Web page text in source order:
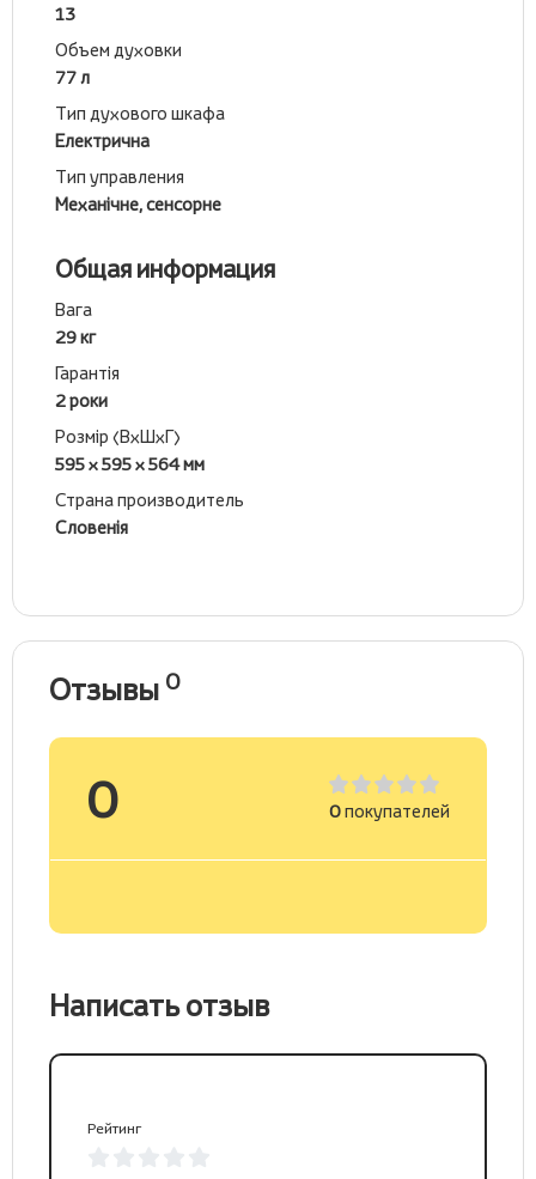
13
Объем духовки
77 л
Тип духового шкафа
Електрична
Тип управления
Механічне, сенсорне
Общая информация
Вага
29 кг
Гарантія
2 роки
Розмір (ВхШхГ)
595 x 595 x 564 мм
Страна производитель
Словенія
Отзывы 0
0 0покупателей
Написать отзыв
Рейтинг